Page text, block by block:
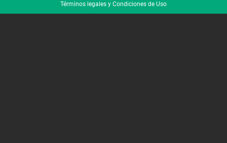
Términos legales y Condiciones de Uso